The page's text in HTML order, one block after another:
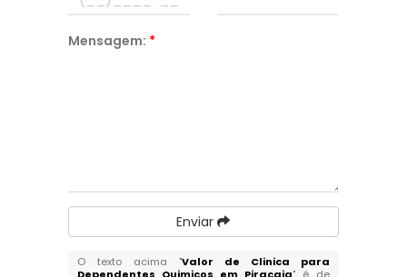
Mensagem: *
Enviar
O texto acima "Valor de Clinica para